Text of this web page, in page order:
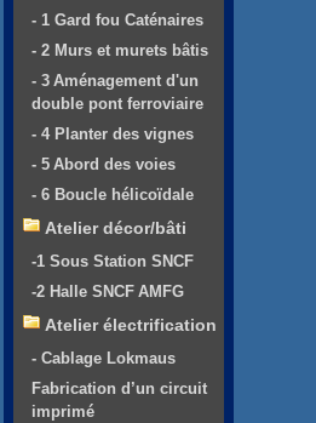
- 1 Gard fou Caténaires
- 2 Murs et murets bâtis
- 3 Aménagement d'un
double pont ferroviaire
- 4 Planter des vignes
- 5 Abord des voies
- 6 Boucle hélicoïdale
Atelier décor/bâti
-1 Sous Station SNCF
-2 Halle SNCF AMFG
Atelier électrification
- Cablage Lokmaus
Fabrication d’un circuit
imprimé